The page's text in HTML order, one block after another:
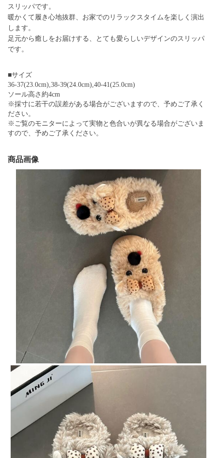
スリッパです。
暖かくて履き心地抜群、お家でのリラックスタイムを楽しく演出
します。
足元から癒しをお届けする、とても愛らしいデザインのスリッパ
です。
■サイズ
36-37(23.0cm),38-39(24.0cm),40-41(25.0cm)
ソール高さ約4cm
※採寸に若干の誤差がある場合がございますので、予めご了承く
ださい。
※ご覧のモニターによって実物と色合いが異なる場合がございま
すので、予めご了承ください。
商品画像